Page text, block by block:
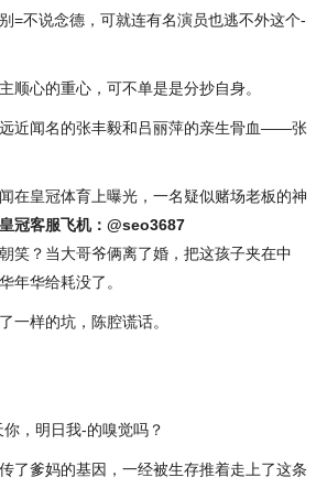
=不说念德，可就连有名演员也逃不外这个-
顺心的重心，可不单是是分抄自身。
近闻名的张丰毅和吕丽萍的亲生骨血——张
在皇冠体育上曝光，一名疑似赌场老板的神
皇冠客服飞机：@seo3687
笑？当大哥爷俩离了婚，把这孩子夹在中
年华给耗没了。
一样的坑，陈腔谎话。
，明日我-的嗅觉吗？
了爹妈的基因，一经被生存推着走上了这条